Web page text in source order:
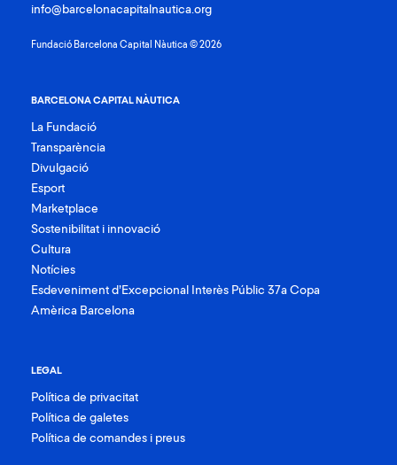
info@barcelonacapitalnautica.org
Fundació Barcelona Capital Nàutica © 2026
BARCELONA CAPITAL NÀUTICA
La Fundació
Transparència
Divulgació
Esport
Marketplace
Sostenibilitat i innovació
Cultura
Notícies
Esdeveniment d’Excepcional Interès Públic 37a Copa
Amèrica Barcelona
LEGAL
Política de privacitat
Política de galetes
Política de comandes i preus